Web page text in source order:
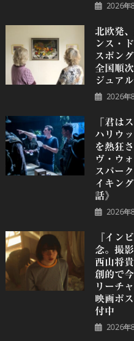
2026年
北欧発
ンス・
スポン
全国順
ジュア
2026年
「君は
ハリウ
を熱狂
ヴ・ウ
スパー
イキン
話》
2026年
『イン
念。撮
⻄⼭将
創的で
リーチ
映画ポ
付中
2026年